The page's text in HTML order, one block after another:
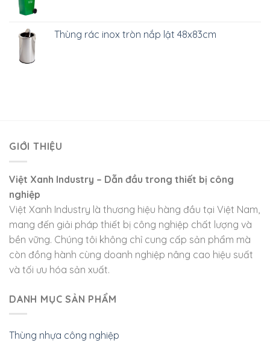
Thùng rác inox tròn nắp lật 48x83cm
GIỚI THIỆU
Việt Xanh Industry – Dẫn đầu trong thiết bị công
nghiệp
Việt Xanh Industry là thương hiệu hàng đầu tại Việt Nam,
mang đến giải pháp thiết bị công nghiệp chất lượng và
bền vững. Chúng tôi không chỉ cung cấp sản phẩm mà
còn đồng hành cùng doanh nghiệp nâng cao hiệu suất
và tối ưu hóa sản xuất.
DANH MỤC SẢN PHẨM
Thùng nhựa công nghiệp